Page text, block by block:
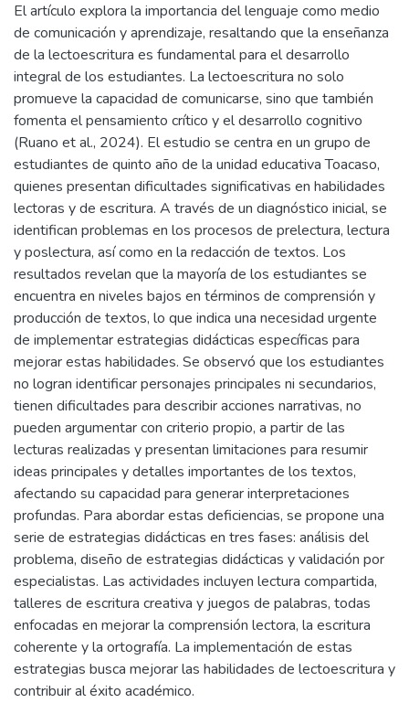
El artículo explora la importancia del lenguaje como medio
de comunicación y aprendizaje, resaltando que la enseñanza
de la lectoescritura es fundamental para el desarrollo
integral de los estudiantes. La lectoescritura no solo
promueve la capacidad de comunicarse, sino que también
fomenta el pensamiento crítico y el desarrollo cognitivo
(Ruano et al., 2024). El estudio se centra en un grupo de
estudiantes de quinto año de la unidad educativa Toacaso,
quienes presentan dificultades significativas en habilidades
lectoras y de escritura. A través de un diagnóstico inicial, se
identifican problemas en los procesos de prelectura, lectura
y poslectura, así como en la redacción de textos. Los
resultados revelan que la mayoría de los estudiantes se
encuentra en niveles bajos en términos de comprensión y
producción de textos, lo que indica una necesidad urgente
de implementar estrategias didácticas específicas para
mejorar estas habilidades. Se observó que los estudiantes
no logran identificar personajes principales ni secundarios,
tienen dificultades para describir acciones narrativas, no
pueden argumentar con criterio propio, a partir de las
lecturas realizadas y presentan limitaciones para resumir
ideas principales y detalles importantes de los textos,
afectando su capacidad para generar interpretaciones
profundas. Para abordar estas deficiencias, se propone una
serie de estrategias didácticas en tres fases: análisis del
problema, diseño de estrategias didácticas y validación por
especialistas. Las actividades incluyen lectura compartida,
talleres de escritura creativa y juegos de palabras, todas
enfocadas en mejorar la comprensión lectora, la escritura
coherente y la ortografía. La implementación de estas
estrategias busca mejorar las habilidades de lectoescritura y
contribuir al éxito académico.